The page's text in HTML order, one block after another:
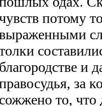
потому
благородстве и
за
сожжено то,